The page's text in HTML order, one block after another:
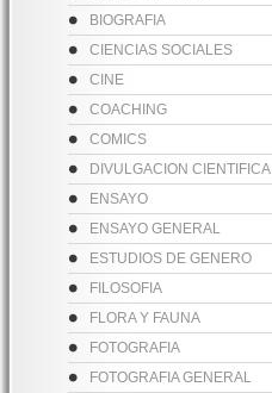
BIOGRAFIA
CIENCIAS SOCIALES
CINE
COACHING
COMICS
DIVULGACION CIENTIFICA
ENSAYO
ENSAYO GENERAL
ESTUDIOS DE GENERO
FILOSOFIA
FLORA Y FAUNA
FOTOGRAFIA
FOTOGRAFIA GENERAL